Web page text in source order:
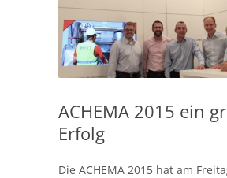
ACHEMA 2015 ein
Erfolg
Die ACHEMA 2015 hat am